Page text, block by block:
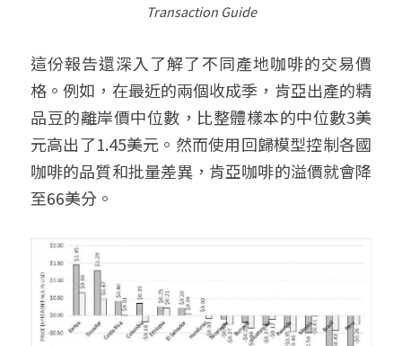
Transaction Guide
這份報告還深入了解了不同產地咖啡的交易價
格。例如，在最近的兩個收成季，肯亞出產的精
品豆的離岸價中位數，比整體樣本的中位數3美
元高出了1.45美元。然而使用回歸模型控制各國
咖啡的品質和批量差異，肯亞咖啡的溢價就會降
至66美分。